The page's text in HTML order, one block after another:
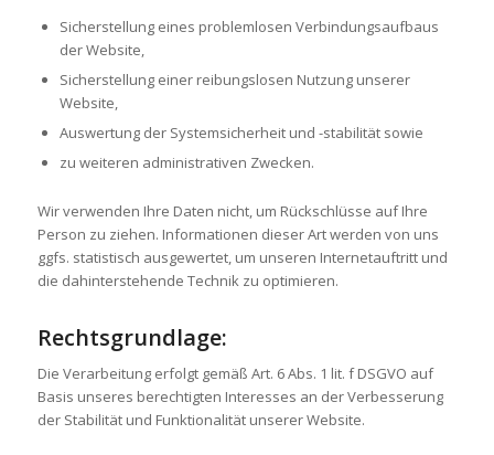
Sicherstellung eines problemlosen Verbindungsaufbaus
der Website,
Sicherstellung einer reibungslosen Nutzung unserer
Website,
Auswertung der Systemsicherheit und -stabilität sowie
zu weiteren administrativen Zwecken.
Wir verwenden Ihre Daten nicht, um Rückschlüsse auf Ihre
Person zu ziehen. Informationen dieser Art werden von uns
ggfs. statistisch ausgewertet, um unseren Internetauftritt und
die dahinterstehende Technik zu optimieren.
Rechtsgrundlage:
Die Verarbeitung erfolgt gemäß Art. 6 Abs. 1 lit. f DSGVO auf
Basis unseres berechtigten Interesses an der Verbesserung
der Stabilität und Funktionalität unserer Website.